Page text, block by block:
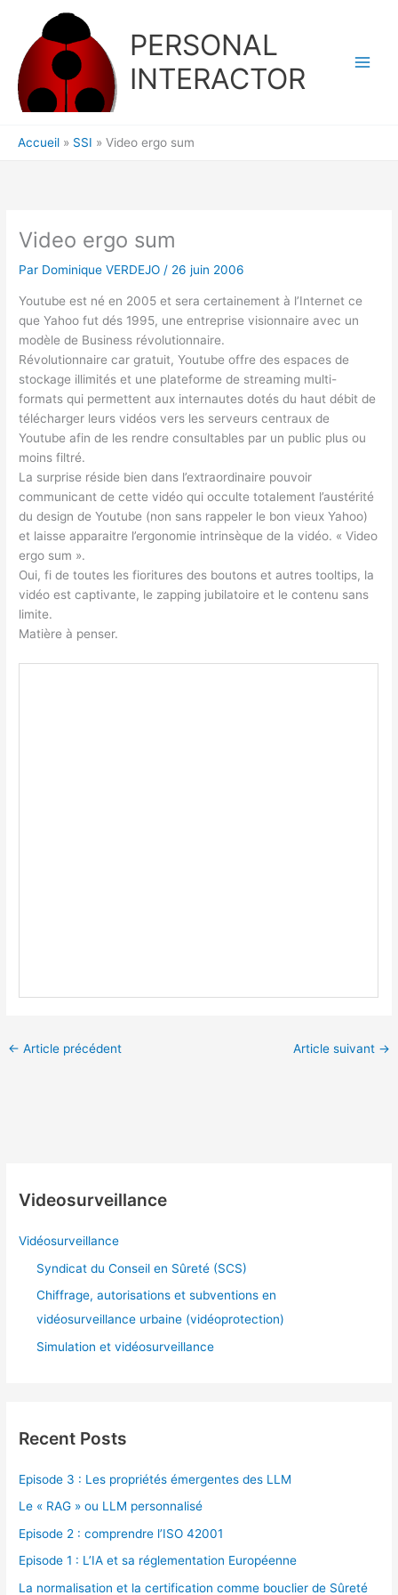
contenu
PERSONAL
INTERACTOR
Accueil SSI Video ergo sum
Video ergo sum
Par Dominique VERDEJO / 26 juin 2006
Youtube est né en 2005 et sera certainement à l’Internet ce
que Yahoo fut dés 1995, une entreprise visionnaire avec un
modèle de Business révolutionnaire.
Révolutionnaire car gratuit, Youtube offre des espaces de
stockage illimités et une plateforme de streaming multi-
formats qui permettent aux internautes dotés du haut débit de
télécharger leurs vidéos vers les serveurs centraux de
Youtube afin de les rendre consultables par un public plus ou
moins filtré.
La surprise réside bien dans l’extraordinaire pouvoir
communicant de cette vidéo qui occulte totalement l’austérité
du design de Youtube (non sans rappeler le bon vieux Yahoo)
et laisse apparaitre l’ergonomie intrinsèque de la vidéo. « Video
ergo sum ».
Oui, fi de toutes les fioritures des boutons et autres tooltips, la
vidéo est captivante, le zapping jubilatoire et le contenu sans
limite.
Matière à penser.
← Article précédent Article suivant →
Videosurveillance
Vidéosurveillance
Syndicat du Conseil en Sûreté (SCS)
Chiffrage, autorisations et subventions en
vidéosurveillance urbaine (vidéoprotection)
Simulation et vidéosurveillance
Recent Posts
Episode 3 : Les propriétés émergentes des LLM
Le « RAG » ou LLM personnalisé
Episode 2 : comprendre l’ISO 42001
Episode 1 : L’IA et sa réglementation Européenne
La normalisation et la certification comme bouclier de Sûreté